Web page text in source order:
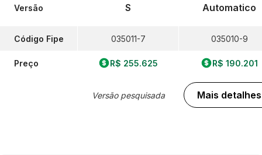
Versão
Código Fipe
Preço
S
035011-7
R$ 255.625
Versão pesquisada
Automatico
035010-9
R$ 190.201
Mais detalhes